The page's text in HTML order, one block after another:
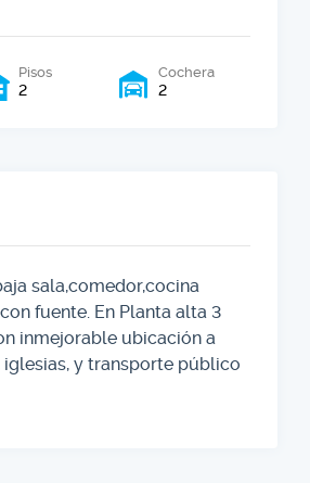
Pisos
2
Cochera
2
sala,comedor,cocina
fuente. En Planta alta 3
inmejorable ubicación a
y transporte público